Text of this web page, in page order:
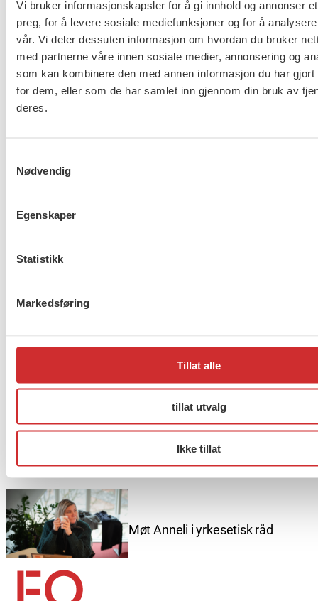
Vi bruker informasjonskapsler for å gi innhold og annonser
preg, for å levere sosiale mediefunksjoner og for å
vår. Vi deler dessuten informasjon om hvordan du bruker
med partnerne våre innen sosiale medier, annonsering og
som kan kombinere den med annen informasjon du har gjort
for dem, eller som de har samlet inn gjennom din bruk av
deres.
Nødvendig
Egenskaper
Statistikk
Markedsføring
Tillat alle
tillat utvalg
Ikke tillat
forhandlet sammen med Fagforbundet og Delta.
Oppgjøret sendes nå ut til uravstemning blant
medlemmene.
Protokollen finner du her
Lagt
11 januar, 2025 10:38
Taushetsplikt og personvern
Er du berørt av brannen i
Drammen?
Møt Anneli i yrkesetisk råd